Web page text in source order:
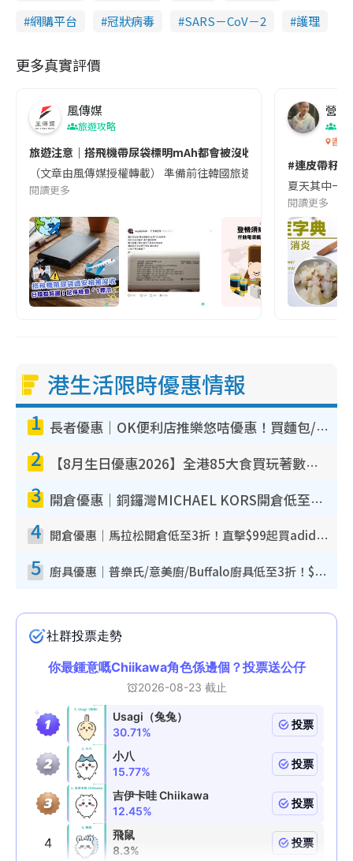
網購平台
冠狀病毒 SARS－CoV－2 護理
更多真實評價
風傳媒
旅遊攻略
旅遊注意｜搭飛機帶尿袋標明mAh都會被沒收😱出發前切記檢查
（文章由風傳媒授權轉載） 準備前往韓國旅遊的民眾，近期要
閱讀更多
營養
香港
#連皮帶籽
夏天其中一
閱讀更多
港生活限時優惠情報
1 長者優惠｜OK便利店推樂悠咭優惠！買麵包/牛奶/保健品拍卡即減
2 【8月生日優惠2026】全港85大食買玩著數攻略 自助餐/火鍋放題同行免費＋誠品/DONKI送現金券
3 開倉優惠｜銅鑼灣MICHAEL KORS開倉低至17折！直擊$500起買手袋/銀包/鞋款 必買經典Jet Set系列
4 開倉優惠｜馬拉松開倉低至3折！直擊$99起買adidas／New Balance／Puma鞋款 STANLEY保溫杯劈價至$119起
5 廚具優惠｜普樂氏/意美廚/Buffalo廚具低至3折！$89起買煎鍋／炒鑊／個人鍋 同場小家電激減至$99起